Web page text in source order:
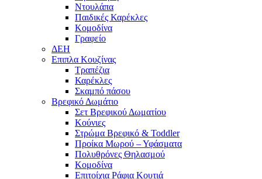
Ντουλάπα
Παιδικές Καρέκλες
Κομοδίνα
Γραφείο
ΔΕΗ
Επιπλα Κουζίνας
Τραπέζια
Καρέκλες
Σκαμπό πάσου
Βρεφικό Δωμάτιο
Σετ Βρεφικού Δωματίου
Κούνιες
Στρώμα Βρεφικό & Toddler
Προίκα Μωρού – Υφάσματα
Πολυθρόνες Θηλασμού
Κομοδίνα
Επιτοίχια Ράφια Κουτιά